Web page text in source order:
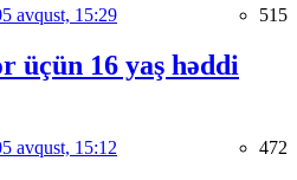
avqust, 15:29 515
üçün 16 yaş həddi
avqust, 15:12 472